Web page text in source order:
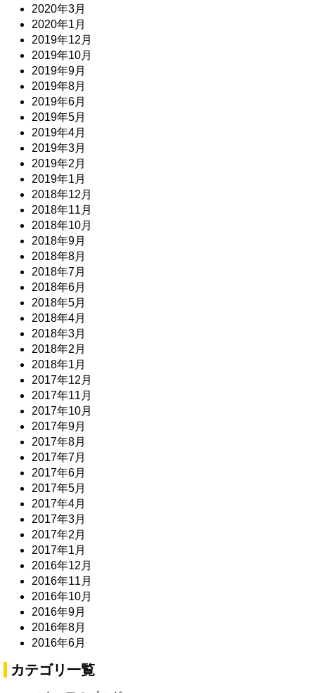
2020年3月
2020年1月
2019年12月
2019年10月
2019年9月
2019年8月
2019年6月
2019年5月
2019年4月
2019年3月
2019年2月
2019年1月
2018年12月
2018年11月
2018年10月
2018年9月
2018年8月
2018年7月
2018年6月
2018年5月
2018年4月
2018年3月
2018年2月
2018年1月
2017年12月
2017年11月
2017年10月
2017年9月
2017年8月
2017年7月
2017年6月
2017年5月
2017年4月
2017年3月
2017年2月
2017年1月
2016年12月
2016年11月
2016年10月
2016年9月
2016年8月
2016年6月
カテゴリ一覧